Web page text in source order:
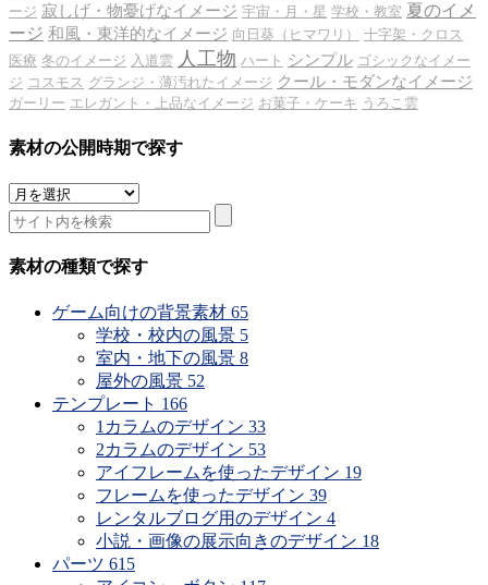
ージ 寂しげ・物憂げなイメージ 宇宙・月・星 学校・教室 夏のイメ
ージ 和風・東洋的なイメージ 向日葵（ヒマワリ）
十字架・クロス
医療 冬のイメージ 入道雲 人工物 ハート シンプル ゴシックなイメー
ジ コスモス グランジ・薄汚れたイメージ クール・モダンなイメージ
ガーリー エレガント・上品なイメージ お菓子・ケーキ うろこ雲
素材の公開時期で探す
素
材
の
公
素材の種類で探す
ゲーム向けの背景素材 65
学校・校内の風景 5
室内・地下の風景 8
屋外の風景 52
テンプレート 166
1カラムのデザイン 33
2カラムのデザイン 53
アイフレームを使ったデザイン 19
フレームを使ったデザイン 39
レンタルブログ用のデザイン 4
小説・画像の展示向きのデザイン 18
パーツ 615